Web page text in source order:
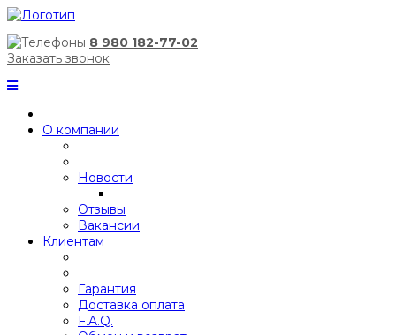
8 980 182-77-02
Заказать звонок
О компании
Новости
Отзывы
Вакансии
Клиентам
Гарантия
Доставка оплата
F.A.Q.